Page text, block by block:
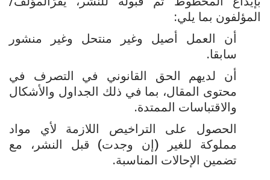
المؤلفون بما يلي:
أن العمل أصيل وغير منتحل وغير منشور
سابقا.
أن لديهم الحق القانوني في التصرف في
محتوى المقال، بما في ذلك الجداول والأشكال
والاقتباسات الممتدة.
الحصول على التراخيص اللازمة لأي مواد
مملوكة للغير (إن وجدت) قبل النشر، مع
تضمين الإحالات المناسبة.